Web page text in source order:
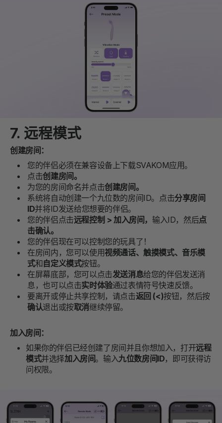
7. 远程模式
创建房间：
您的伴侣必须在兼容设备上下载SVAKOM应用。
点击创建房间。
为您的房间命名并点击创建房间。
系统将自动创建一个九位数的房间ID。点击分享房间
ID并将ID发送给您想要的伴侣。
您的伴侣点击远程控制 > 加入房间， 输入ID，然后点
击确认。
您的伴侣现在可以控制您的玩具了！
在房间内，您可以使用视频通话、触摸模式、音乐模
式和自定义模式按钮。
在屏幕底部，您可以点击发送消息给您的伴侣发送消
息，也可以点击实时体验通过表情符号快速反馈。
要离开或停止共享控制，请点击返回 (<)按钮，然后按
确认退出或按取消继续停留。
加入房间：
如果你的伴侣已经创建了房间并且你想加入，打开远程
模式并选择加入房间。输入九位数房间ID，即可获得访
问权限。